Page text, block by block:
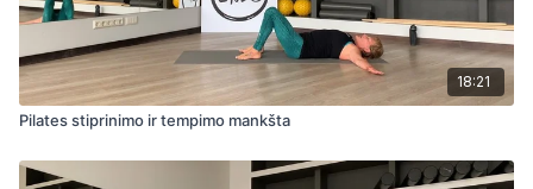
18:21
Pilates stiprinimo ir tempimo mankšta